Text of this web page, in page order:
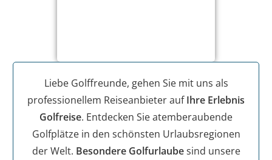
Liebe Golffreunde, gehen Sie mit uns als
professionellem Reiseanbieter aufIhre Erlebnis
Golfreise. Entdecken Sie atemberaubende
Golfplätze in den schönsten Urlaubsregionen
der Welt. Besondere Golfurlaubesind unsere